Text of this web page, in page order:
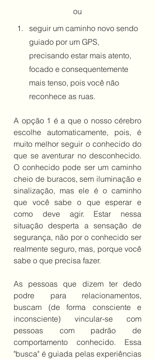
ou
seguir um caminho novo sendo
guiado por um GPS,
precisando estar mais atento,
focado e consequentemente
mais tenso, pois você não
reconhece as ruas.
A opção 1 é a que o nosso cérebro
escolhe automaticamente, pois, é
muito melhor seguir o conhecido do
que se aventurar no desconhecido.
O conhecido pode ser um caminho
cheio de buracos, sem iluminação e
sinalização, mas ele é o caminho
que você sabe o que esperar e
como deve agir. Estar nessa
situação desperta a sensação de
segurança, não por o conhecido ser
realmente seguro, mas, porque você
sabe o que precisa fazer.
As pessoas que dizem ter dedo
podre para relacionamentos,
buscam (de forma consciente e
inconsciente) vincular-se com
pessoas com padrão de
comportamento conhecido. Essa
"busca" é guiada pelas experiências